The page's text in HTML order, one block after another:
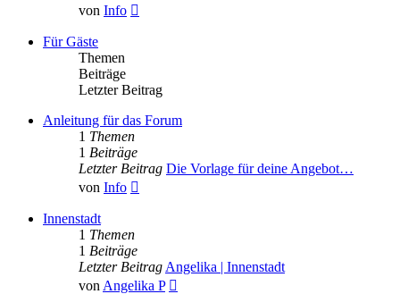
von Info
Für Gäste
Themen
Beiträge
Letzter Beitrag
Anleitung für das Forum
1 Themen
1 Beiträge
Letzter Beitrag Die Vorlage für deine Angebot…
von Info
Innenstadt
1 Themen
1 Beiträge
Letzter Beitrag Angelika | Innenstadt
von Angelika P